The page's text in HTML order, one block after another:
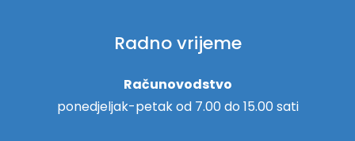
Radno vrijeme
Računovodstvo
ponedjeljak-petak od 7.00 do 15.00 sati